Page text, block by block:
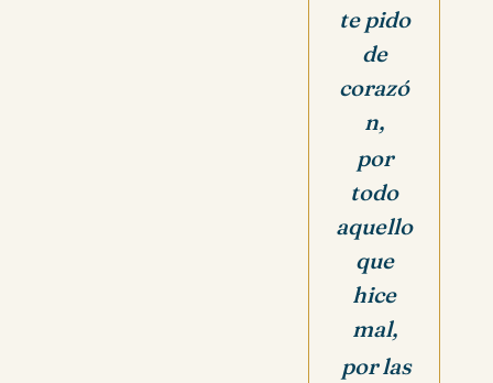
te pido
de
corazó
n,
por
todo
aquello
que
hice
mal,
por las